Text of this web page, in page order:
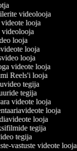
videolooja
videote looja
videolooja
looja
looja
looja
videote looja
Reels'i looja
tegija
tegija
videote looja
looja
looja
tegija
tegija
vastuste videote looja